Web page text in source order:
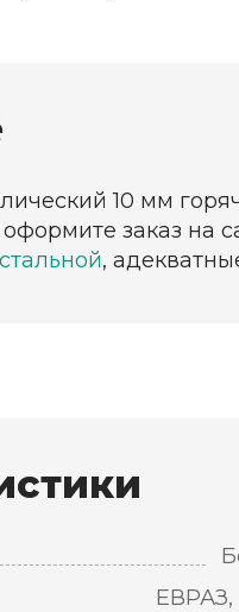
10 мм
заказ на
,
ЕВРАЗ,